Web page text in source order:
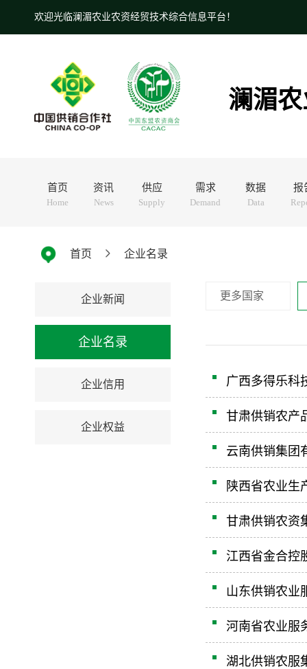
欢迎光临澜湄农业农资经贸技术综合信息平台！
澜湄
首页
Home
资讯
News
供应
Supply
需求
Demand
数据
Data
报
首页 企业名录
企业新闻
企业名录
企业信用
企业权益
更多国家
广西多得乐科
甘肃供销农产
云南供销集团
陕西省农业生
甘肃供销农资
江西省金合控
山东供销农业
河南省农业服
湖北供销农服